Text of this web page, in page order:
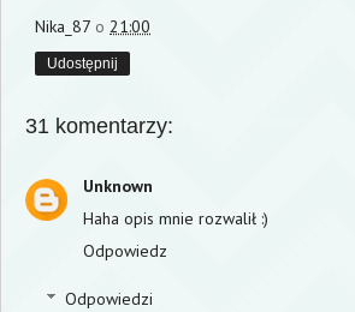
Nika_87 o 21:00
Udostępnij
31 komentarzy:
Unknown
Haha opis mnie rozwalił :)
Odpowiedz
Odpowiedzi